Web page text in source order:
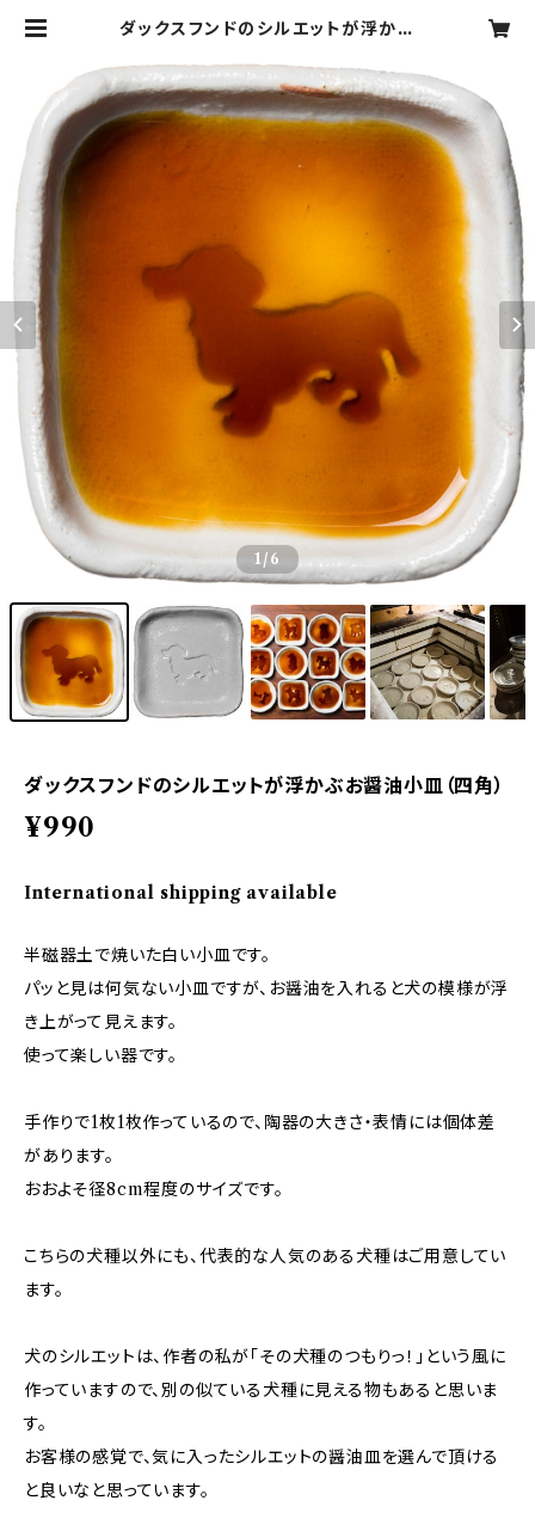
ダックスフンドのシルエットが浮かぶ
ERY
1/6
ダックスフンドのシルエットが浮かぶお醤油小皿（四角）
¥990
International shipping available
半磁器土で焼いた白い小皿です。
パッと見は何気ない小皿ですが、お醤油を入れると犬の模様が浮
き上がって見えます。
使って楽しい器です。
手作りで1枚1枚作っているので、陶器の大きさ・表情には個体差
があります。
おおよそ径8cm程度のサイズです。
こちらの犬種以外にも、代表的な人気のある犬種はご用意してい
ます。
犬のシルエットは、作者の私が「その犬種のつもりっ！」という風に
作っていますので、別の似ている犬種に見える物もあると思いま
す。
お客様の感覚で、気に入ったシルエットの醤油皿を選んで頂ける
と良いなと思っています。